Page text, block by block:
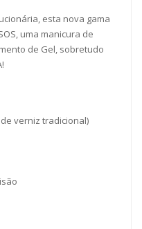
esta nova gama
uma manicura de
de Gel, sobretudo
verniz tradicional)